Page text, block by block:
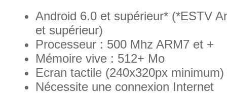
Android 6.0 et supérieur* (*ESTV
et supérieur)
Processeur : 500 Mhz ARM7 et +
Mémoire vive : 512+ Mo
Ecran tactile (240x320px minimum)
Nécessite une connexion Internet